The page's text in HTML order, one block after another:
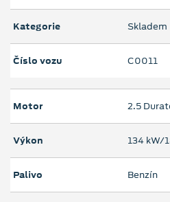
Kategorie Skladem
Číslo vozu C0011
Motor 2.5
Výkon 134 kW/
Palivo Benzín